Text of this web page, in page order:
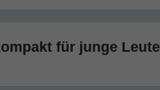
für junge Leute